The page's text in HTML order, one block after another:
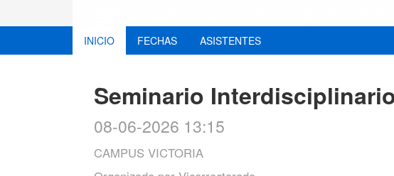
INICIO FECHAS ASISTENTES
Seminario
08-06-2026 13:15
CAMPUS VICTORIA